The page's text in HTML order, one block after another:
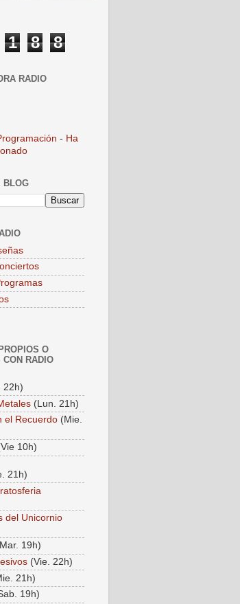
1 8 8
RADIO
- Ha
BLOG
O
CON RADIO
22h)
(Lun. 21h)
el Recuerdo (Mie.
10h)
21h)
del Unicornio
19h)
(Vie. 22h)
21h)
19h)